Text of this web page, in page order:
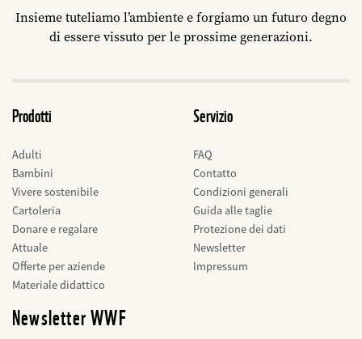
Insieme tuteliamo l’ambiente e forgiamo un futuro degno
di essere vissuto per le prossime generazioni.
Prodotti
Adulti
Bambini
Vivere sostenibile
Cartoleria
Donare e regalare
Attuale
Offerte per aziende
Materiale didattico
Servizio
FAQ
Contatto
Condizioni generali
Guida alle taglie
Protezione dei dati
Newsletter
Impressum
Newsletter WWF